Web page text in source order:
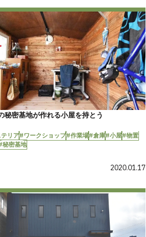
秘密基地が作れる小屋を持とう
リア#ワークショップ#作業場#倉庫#小屋#物置
秘密基地
2020.01.17